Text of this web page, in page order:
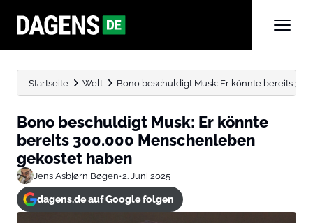
Startseite Welt Bono beschuldigt Musk: Er könnte bereits
Bono beschuldigt Musk: Er könnte
bereits 300.000 Menschenleben
gekostet haben
Jens Asbjørn Bøgen•2. Juni 2025
dagens.de auf Google folgen